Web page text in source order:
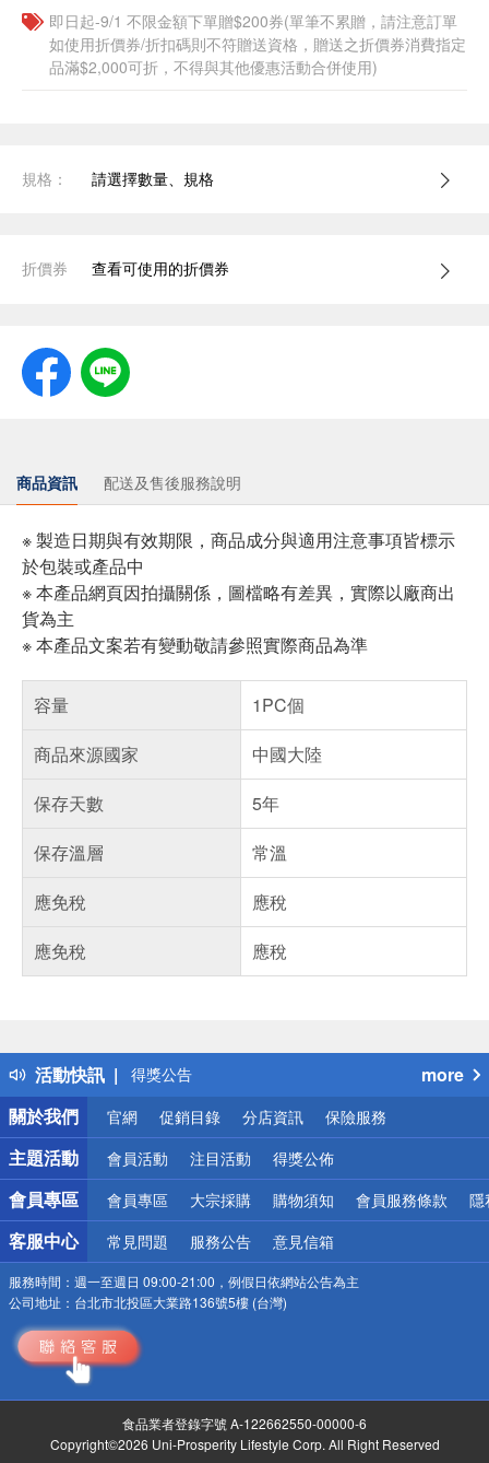
即日起-9/1 不限金額下單贈$200券(單筆不累贈，請注意訂單
如使用折價券/折扣碼則不符贈送資格，贈送之折價券消費指定
品滿$2,000可折，不得與其他優惠活動合併使用)
規格： 請選擇數量、規格
折價券 查看可使用的折價券
商品資訊 配送及售後服務說明
※ 製造日期與有效期限，商品成分與適用注意事項皆標示
於包裝或產品中
※ 本產品網頁因拍攝關係，圖檔略有差異，實際以廠商出
貨為主
※ 本產品文案若有變動敬請參照實際商品為準
容量
1PC個
商品來源國家
中國大陸
保存天數
5年
保存溫層
常溫
應免稅
應稅
應免稅
應稅
活動快訊
熱門話題
銀行優惠
偏遠地區配送
詐騙網頁！請小心！
more
關於我們
官網 促銷目錄 分店資訊 保險服務
主題活動 會員活動 注目活動 得獎公佈
會員專區 會員專區 大宗採購 購物須知 會員服務條款 隱
客服中心 常見問題 服務公告 意見信箱
服務時間： 週一至週日 09:00-21:00，例假日依網站公告為主
公司地址： 台北市北投區大業路136號5樓 (台灣)
食品業者登錄字號 A-122662550-00000-6
Copyright©2026 Uni-Prosperity Lifestyle Corp. All Right Reserved